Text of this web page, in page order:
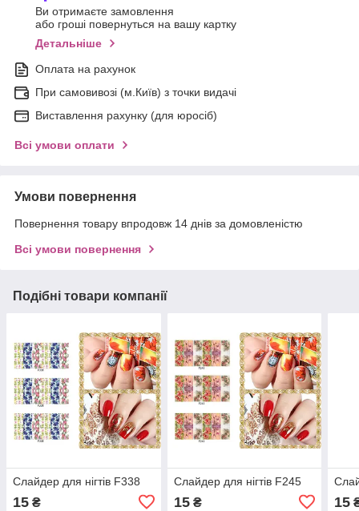
Ви отримаєте замовлення
або гроші повернуться на вашу картку
Детальніше
Оплата на рахунок
При самовивозі (м.Київ) з точки видачі
Виставлення рахунку (для юросіб)
Всі умови оплати
Умови повернення
Повернення товару впродовж 14 днів за домовленістю
Всі умови повернення
Подібні товари компанії
Слайдер для нігтів F338
15 ₴
Слайдер для нігтів F245
15₴ 15